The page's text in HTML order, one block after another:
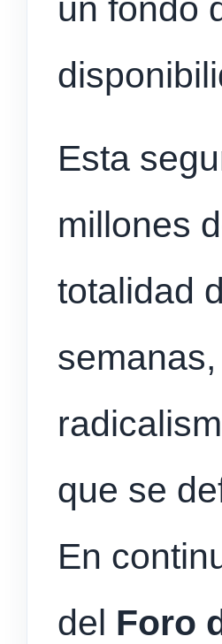
un fondo
Esta
millones
totalidad
que se
En
del Foro